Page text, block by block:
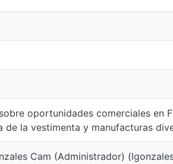
oportunidades comerciales en
de la vestimenta y manufacturas
Cam (Administrador)